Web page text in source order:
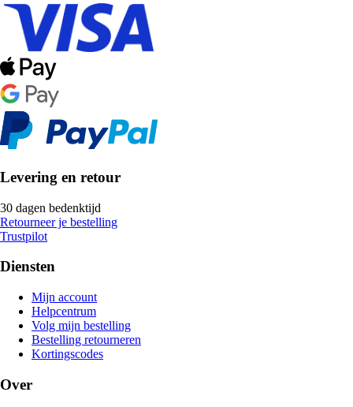
Levering en retour
30 dagen bedenktijd
Retourneer je bestelling
Trustpilot
Diensten
Mijn account
Helpcentrum
Volg mijn bestelling
Bestelling retourneren
Kortingscodes
Over